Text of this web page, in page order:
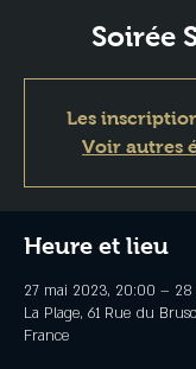
Soirée
Les
Voir autres
Heure et lieu
27 mai 2023, 20:00 –
La Plage, 61 Rue du
France